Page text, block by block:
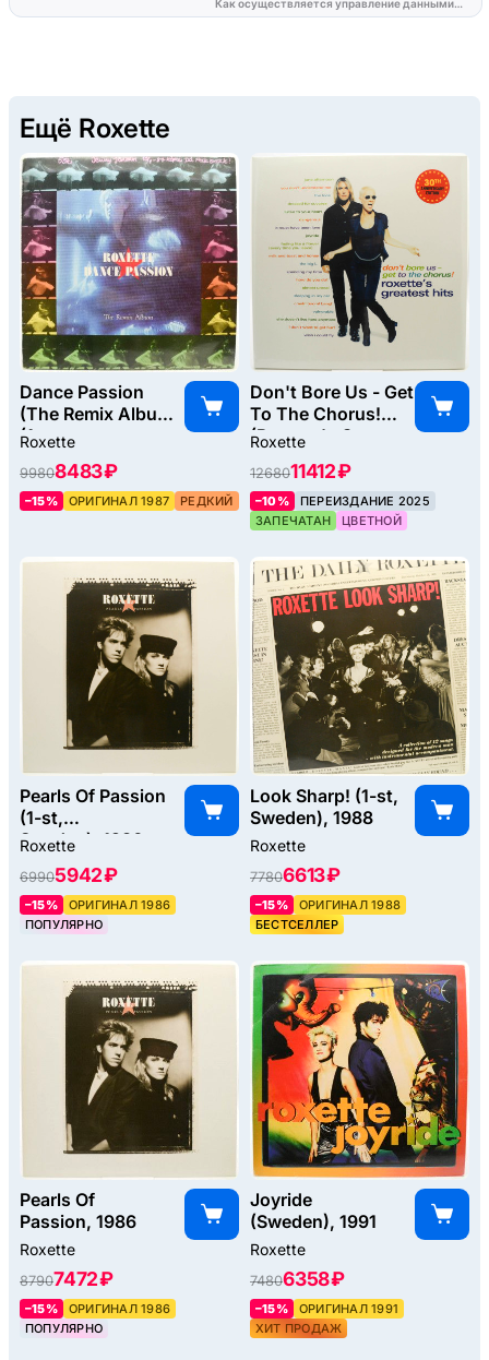
Ещё Roxette
Dance Passion
(The Remix Album)
(1-st,
Roxette
99808483 ₽
–15% ОРИГИНАЛ 1987 РЕДКИЙ
Don't Bore Us - Get
To The Chorus!
(Roxette's Greatest
Roxette
1268011412 ₽
–10%
ПЕРЕИЗДАНИЕ 2025
ЗАПЕЧАТАН
ЦВЕТНОЙ
Pearls Of Passion
(1-st,
Sweden), 1986
Roxette
69905942 ₽
–15%
ОРИГИНАЛ 1986
ПОПУЛЯРНО
Look Sharp! (1-st,
Sweden), 1988
Roxette
77806613 ₽
–15%
ОРИГИНАЛ 1988
БЕСТСЕЛЛЕР
Pearls Of
Passion, 1986
Roxette
87907472 ₽
–15%
ОРИГИНАЛ 1986
ПОПУЛЯРНО
Joyride
(Sweden), 1991
Roxette
74806358 ₽
–15%
ОРИГИНАЛ 1991
ХИТ ПРОДАЖ